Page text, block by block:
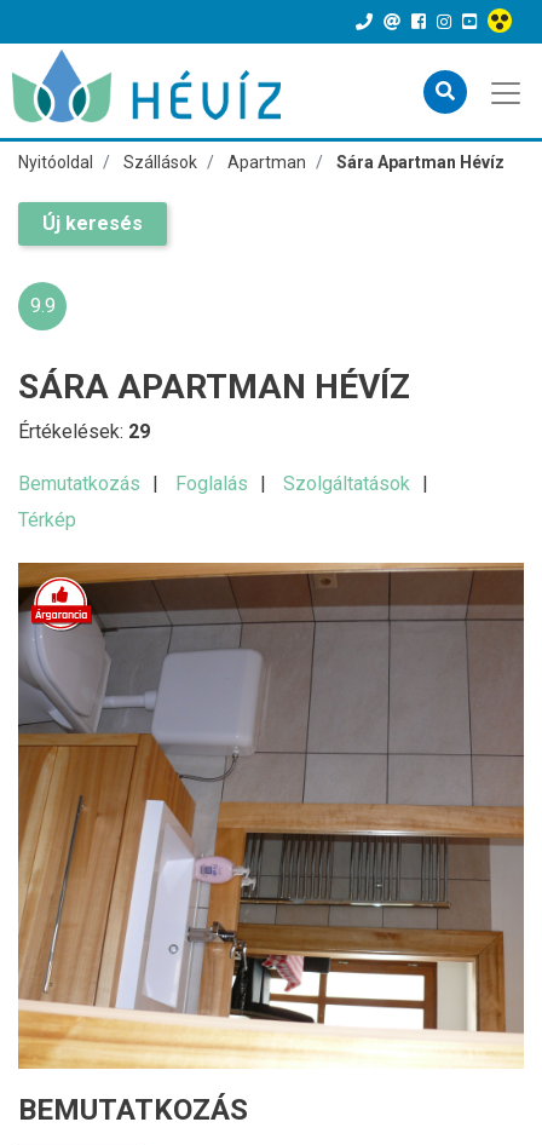
Nyitóoldal Szállások Apartman Sára Apartman Hévíz
Új keresés
9.9
SÁRA APARTMAN HÉVÍZ
Értékelések: 29
Bemutatkozás Foglalás
Szolgáltatások
Térkép
BEMUTATKOZÁS